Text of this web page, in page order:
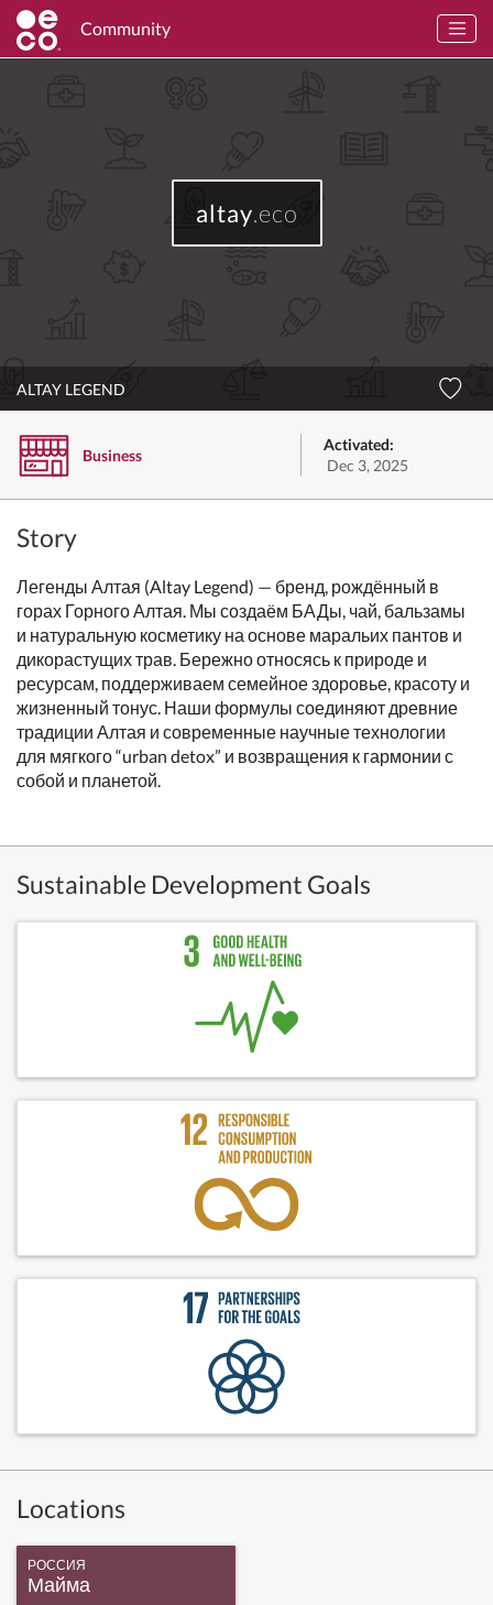
Community
altay.eco
ALTAY LEGEND
Business
Activated:
Dec 3, 2025
Story
Легенды Алтая (Altay Legend) — бренд, рождённый в
горах Горного Алтая. Мы создаём БАДы, чай, бальзамы
и натуральную косметику на основе маральих пантов и
дикорастущих трав. Бережно относясь к природе и
ресурсам, поддерживаем семейное здоровье, красоту и
жизненный тонус. Наши формулы соединяют древние
традиции Алтая и современные научные технологии
для мягкого “urban detox” и возвращения к гармонии с
собой и планетой.
Sustainable Development Goals
Locations
РОССИЯ
Майма